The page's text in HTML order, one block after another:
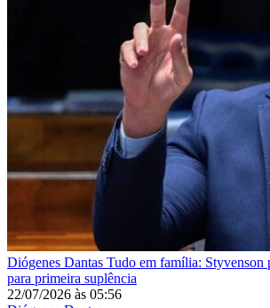
Diógenes Dantas Tudo em família: Styvenson
para primeira suplência
22/07/2026 às 05:56